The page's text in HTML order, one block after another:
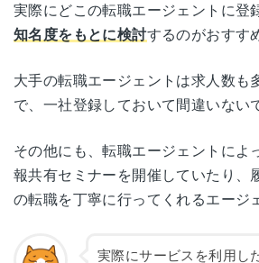
実際にどこの転職エージェントに登
知名度をもとに検討するのがおすす
大手の転職エージェントは求人数も
で、一社登録しておいて間違いない
その他にも、転職エージェントによ
報共有セミナーを開催していたり、
の転職を丁寧に行ってくれるエージ
実際にサービスを利用し